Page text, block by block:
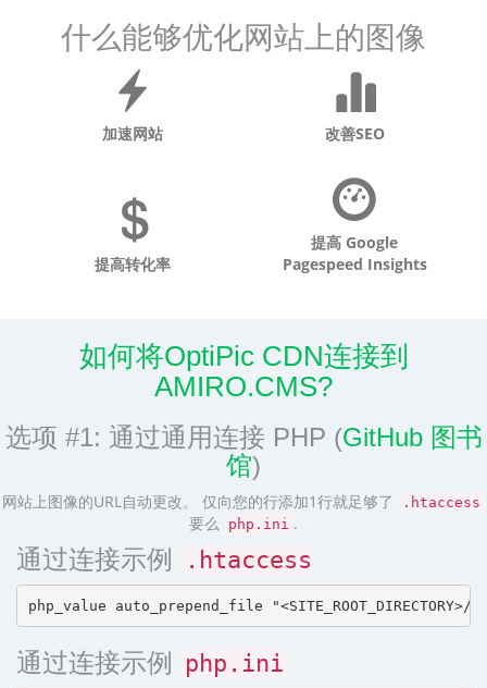
什么能够优化网站上的图像
加速网站 改善SEO
提高转化率
提高 Google
Pagespeed Insights
如何将OptiPic CDN连接到
AMIRO.CMS?
选项 #1: 通过通用连接 PHP (GitHub 图书
馆)
网站上图像的URL自动更改。 仅向您的行添加1行就足够了 .htaccess
要么 php.ini .
通过连接示例 .htaccess
通过连接示例 php.ini